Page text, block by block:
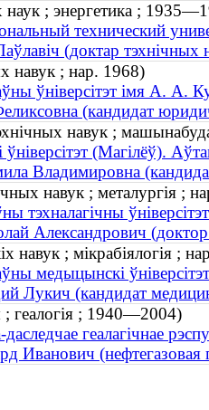
; энергетика ;
технический
(доктар
навук ; нар. 1968)
ўніверсітэт імя А. А.
(кандидат
навук ;
ўніверсітэт (Магілёў).
Владимировна
навук ; металургія ;
тэхналагічны
Александрович
навук ; мікрабіялогія ;
медыцынскі
Лукич (кандидат
; геалогія ; 1940—2004)
геалагічнае
Иванович